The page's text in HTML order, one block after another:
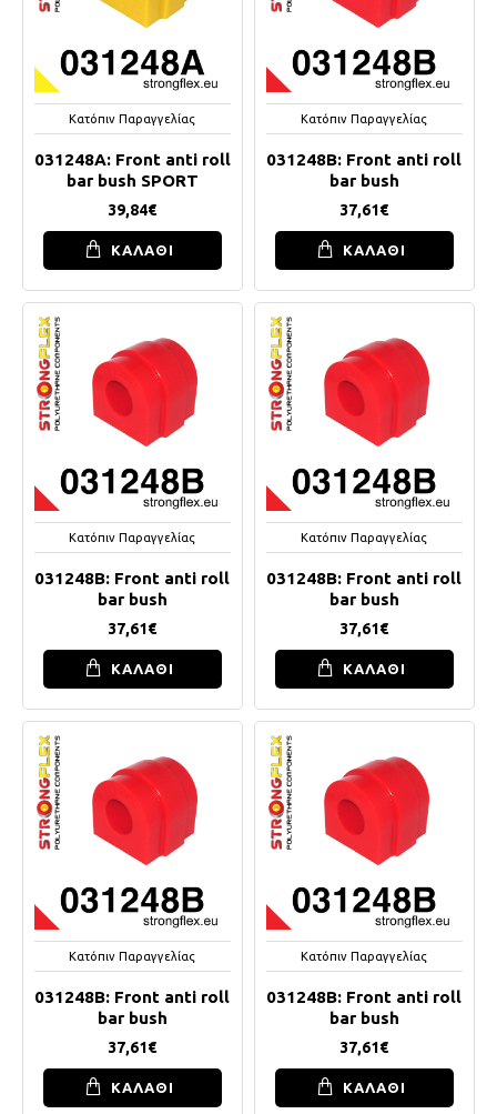
Κατόπιν Παραγγελίας
031248A: Front anti roll
bar bush SPORT
39,84€
ΚΑΛΑΘΙ
Κατόπιν Παραγγελίας
031248B: Front anti roll
bar bush
37,61€
ΚΑΛΑΘΙ
Κατόπιν Παραγγελίας
031248B: Front anti roll
bar bush
37,61€
ΚΑΛΑΘΙ
Κατόπιν Παραγγελίας
031248B: Front anti roll
bar bush
37,61€
ΚΑΛΑΘΙ
Κατόπιν Παραγγελίας
031248B: Front anti roll
bar bush
37,61€
ΚΑΛΑΘΙ
Κατόπιν Παραγγελίας
031248B: Front anti roll
bar bush
37,61€
ΚΑΛΑΘΙ